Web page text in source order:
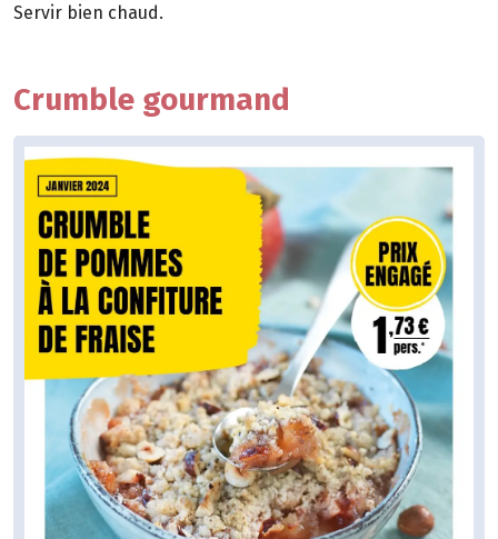
Servir bien chaud.
Crumble gourmand